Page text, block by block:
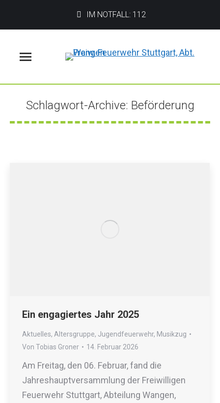
IM NOTFALL: 112
Schlagwort-Archive: Beförderung
Sie befinden sich hier:
Ein engagiertes Jahr 2025
Aktuelles, Altersgruppe, Jugendfeuerwehr, Musikzug
Von Tobias Groner 14. Februar 2026
Am Freitag, den 06. Februar, fand die
Jahreshauptversammlung der Freiwilligen
Feuerwehr Stuttgart, Abteilung Wangen,